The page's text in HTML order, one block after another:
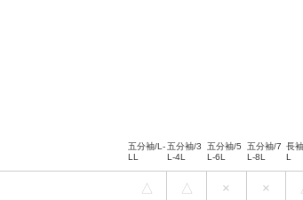
五分袖/L-
LL
△
五分袖/3
L-4L
△
五分袖/5
L-6L
×
五分袖/7
L-8L
×
長
L
五分袖/L-
五分袖/3
五分袖/5
五分袖/7
長